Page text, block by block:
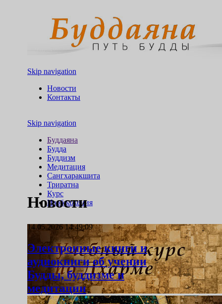
Skip navigation
Новости
Контакты
Skip navigation
Буддаяна
Будда
Буддизм
Медитация
Сангхаракшита
Триратна
Курс
Изображения
Новости
14.05.2026 14:49:09
Электронные книги и
аудиокниги об учении
Будды, буддизме и
медитации